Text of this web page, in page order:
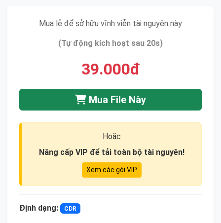
Mua lẻ để sở hữu vĩnh viễn tài nguyên này
(Tự động kích hoạt sau 20s)
39.000đ
Mua File Này
Hoặc
Nâng cấp VIP để tải toàn bộ tài nguyên!
Xem các gói VIP
Định dạng: CDR